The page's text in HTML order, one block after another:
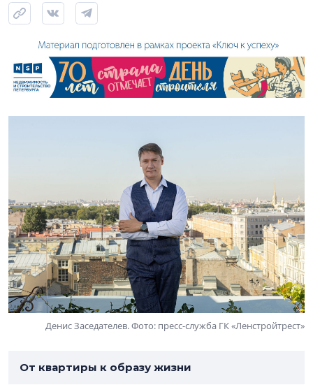
Денис Заседателев. Фото: пресс-служба ГК «Ленстройтрест»
От квартиры к образу жизни